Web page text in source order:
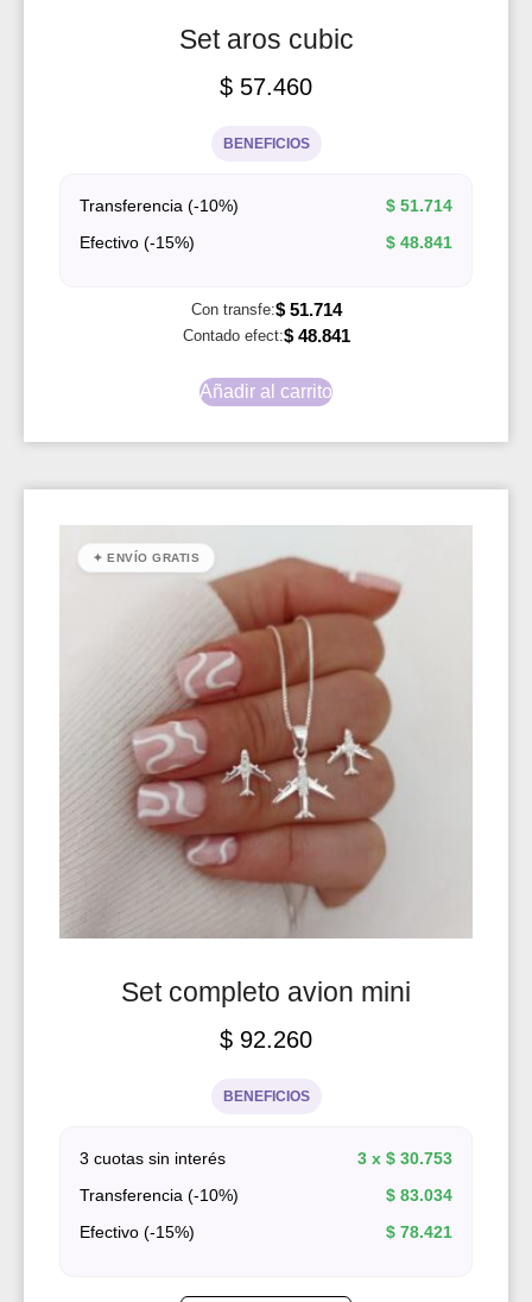
Set aros cubic
$ 57.460
BENEFICIOS
Transferencia (-10%) $ 51.714
Efectivo (-15%)
$ 48.841
Con transfe:$51.714
Contado efect:$48.841
Añadir al carrito
✦ ENVÍO GRATIS
Set completo avion mini
$ 92.260
BENEFICIOS
3 cuotas sin interés 3 x $ 30.753
Transferencia (-10%)
$ 83.034
Efectivo (-15%)
$ 78.421